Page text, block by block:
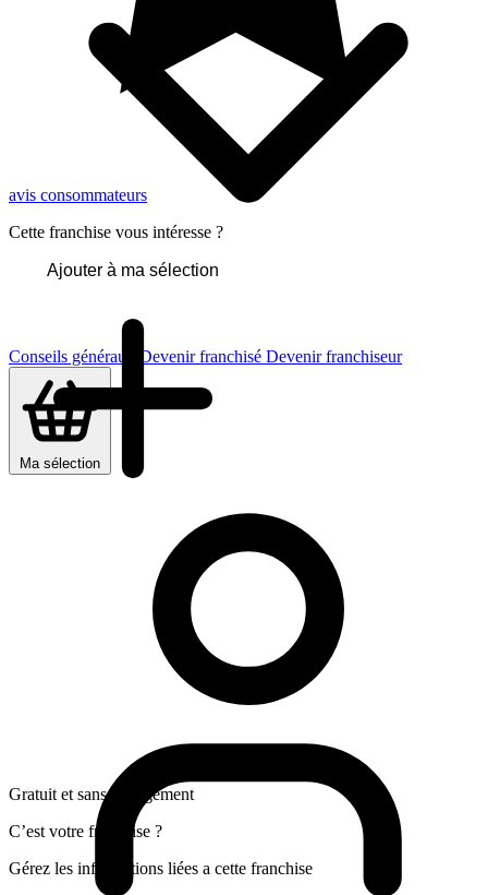
Conseils généraux Devenir franchisé Devenir franchiseur
Ma sélection
avis consommateurs
Cette franchise vous intéresse ?
Ajouter à ma sélection
Gratuit et sans engagement
C’est votre franchise ?
Gérez les informations liées a cette franchise